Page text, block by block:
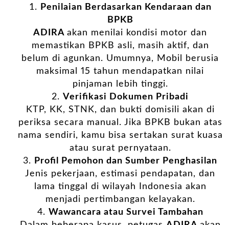
Penilaian Berdasarkan Kendaraan dan
BPKB
ADIRAakan menilai kondisi motor dan
memastikan BPKB asli, masih aktif, dan
belum di agunkan. Umumnya, Mobil berusia
maksimal 15 tahun mendapatkan nilai
pinjaman lebih tinggi.
Verifikasi Dokumen Pribadi
KTP, KK, STNK, dan bukti domisili akan di
periksa secara manual. Jika BPKB bukan atas
nama sendiri, kamu bisa sertakan surat kuasa
atau surat pernyataan.
Profil Pemohon dan Sumber Penghasilan
Jenis pekerjaan, estimasi pendapatan, dan
lama tinggal di wilayah Indonesia akan
menjadi pertimbangan kelayakan.
Wawancara atau Survei Tambahan